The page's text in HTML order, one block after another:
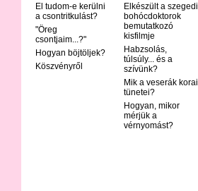
El tudom-e kerülni
a csontritkulást?
"Öreg
csontjaim...?"
Hogyan böjtöljek?
Köszvényről
Elkészült a szegedi
bohócdoktorok
bemutatkozó
kisfilmje
Habzsolás,
túlsúly... és a
szívünk?
Mik a veserák korai
tünetei?
Hogyan, mikor
mérjük a
vérnyomást?